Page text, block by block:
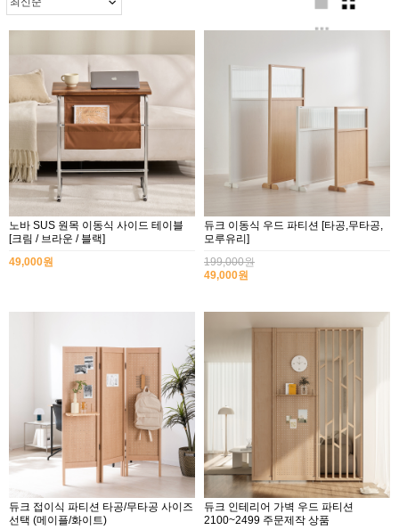
노바 SUS 원목 이동식 사이드 테이블
[크림 / 브라운 / 블랙]
49,000원
듀크 이동식 우드 파티션 [타공,무타공,
모루유리]
199,000원
49,000원
듀크 접이식 파티션 타공/무타공 사이즈
선택 (메이플/화이트)
듀크 인테리어 가벽 우드 파티션
2100~2499 주문제작 상품